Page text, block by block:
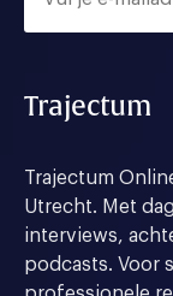
Trajectum
Trajectum
Utrecht. Met
interviews,
podcasts. Voor